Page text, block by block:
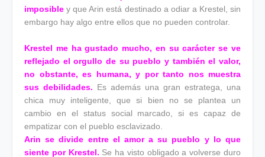
imposible y que Arin está destinado a odiar a Krestel, sin
embargo hay algo entre ellos que no pueden controlar.
Krestel me ha gustado mucho, en su carácter se ve
reflejado el orgullo de su pueblo y también el valor,
no obstante, es humana, y por tanto nos muestra
sus debilidades. Es además una gran estratega, una
chica muy inteligente, que si bien no se plantea un
cambio en el status social marcado, si es capaz de
empatizar con el pueblo esclavizado.
Arin se divide entre el amor a su pueblo y lo que
siente por Krestel. Se ha visto obligado a volverse duro